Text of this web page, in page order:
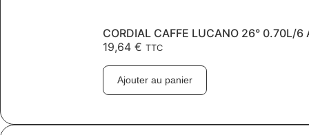
CORDIAL CAFFE LUCANO 26° 0.70L/6
19,64€ TTC
Ajouter au panier